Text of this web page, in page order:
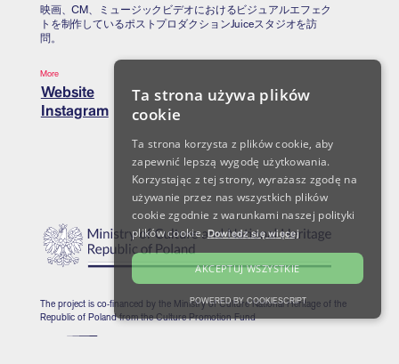
映画、CM、ミュージックビデオにおけるビジュアルエフェク
トを制作しているポストプロダクションJuiceスタジオを訪
問。
More
Website
Instagram
The project is co-financed by the Ministry of Culture National Heritage of the
Republic of Poland from the Culture Promotion Fund
Ta strona używa plików
cookie
Ta strona korzysta z plików cookie, aby
zapewnić lepszą wygodę użytkowania.
Korzystając z tej strony, wyrażasz zgodę na
używanie przez nas wszystkich plików
cookie zgodnie z warunkami naszej polityki
plików cookie.Dowiedz się więcej
AKCEPTUJ WSZYSTKIE
POWERED BY COOKIESCRIPT